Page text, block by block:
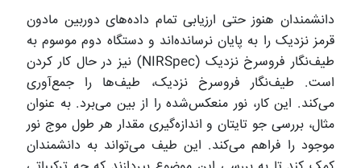
دانشمندان هنوز حتی ارزیابی تمام داده‌های دوربین مادون
قرمز نزدیک را به پایان نرسانده‌اند و دستگاه دوم موسوم به
طیف‌نگار فروسرخ نزدیک (NIRSpec) نیز در حال کار کردن
است. طیف‌نگار فروسرخ نزدیک، طیف‌ها را جمع‌آوری
می‌کند. این کار، نور منعکس‌شده را از بین می‌برد. به عنوان
مثال، بررسی جو تایتان و اندازه‌گیری مقدار هر طول موج نور
موجود را فراهم می‌کند. این طیف می‌تواند به دانشمندان